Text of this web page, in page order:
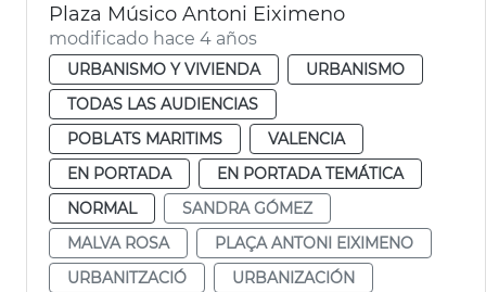
Plaza Músico Antoni Eiximeno
modificado hace 4 años
URBANISMO Y VIVIENDA
URBANISMO
TODAS LAS AUDIENCIAS
POBLATS MARITIMS
VALENCIA
EN PORTADA
EN PORTADA TEMÁTICA
NORMAL
SANDRA GÓMEZ
MALVA ROSA
PLAÇA ANTONI EIXIMENO
URBANITZACIÓ
URBANIZACIÓN